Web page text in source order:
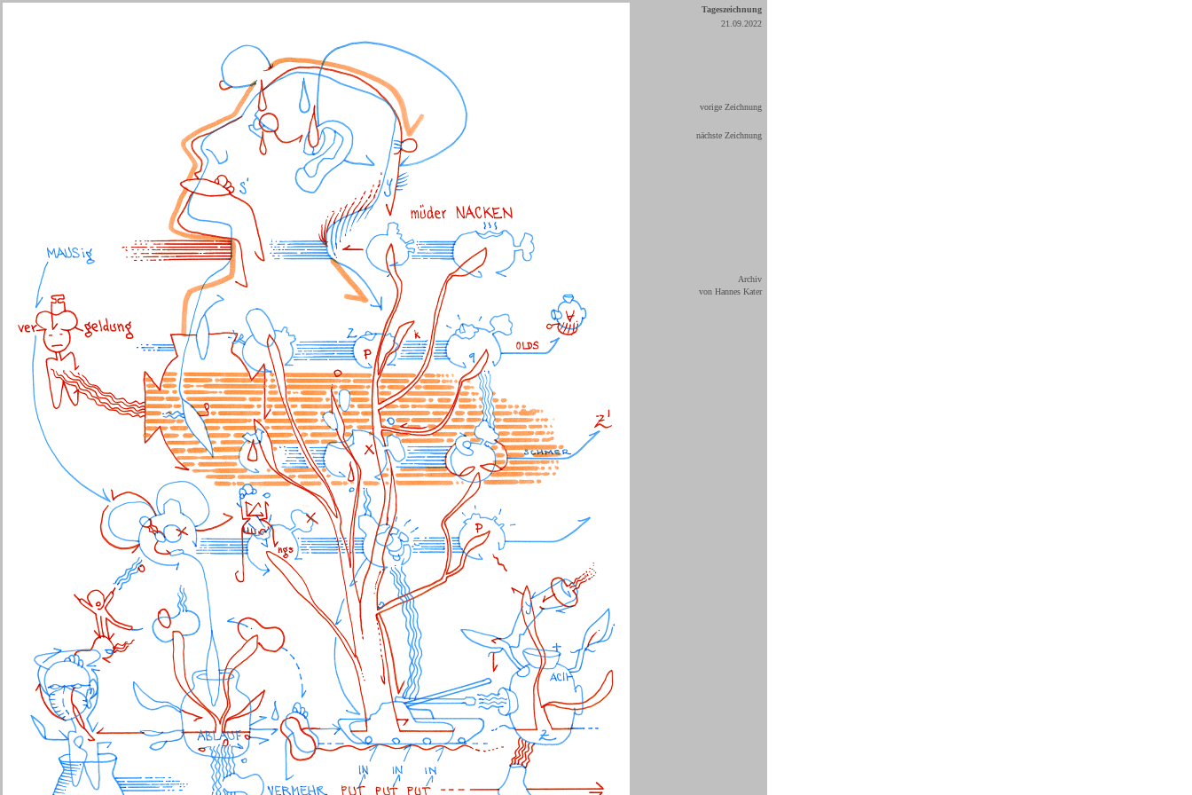
Tageszeichnung
21.09.2022
vorige Zeichnung
nächste Zeichnung
Archiv
von Hannes Kater